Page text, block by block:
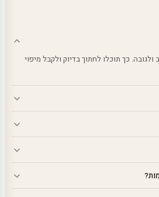
5-10 ס"מ לרוחב ולגובה. כך תוכלו לחתוך בדיוק ולקבל מיפוי